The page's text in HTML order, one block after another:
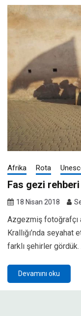
Afrika Rota
Fas gezi rehberi
18 Nisan 2018
Azgezmiş fotoğrafçı
Krallığı’nda
farklı şehirler gördük.
Devamını oku